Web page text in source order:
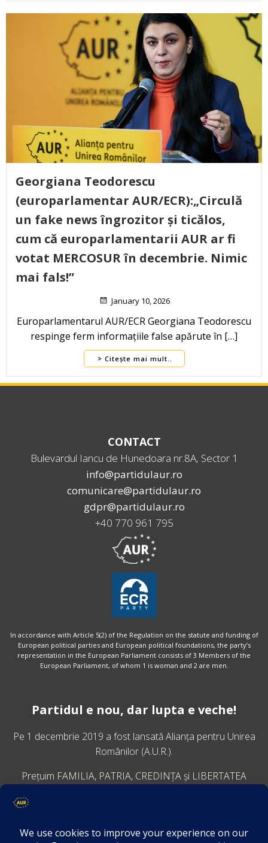
Georgiana Teodorescu
(europarlamentar AUR/ECR):„Circulă
un fake news îngrozitor și ticălos,
cum că europarlamentarii AUR ar fi
votat MERCOSUR în decembrie. Nimic
mai fals!”
January 10, 2026
Europarlamentarul AUR/ECR Georgiana Teodorescu
respinge ferm informațiile false apărute în […]
Citește mai mult..
CONTACT
Bulevardul Iancu de Hunedoara nr.8A, Sector 1
info@partidulaur.ro
comunicare@partidulaur.ro
gdpr@partidulaur.ro
+40 770 961 795
In accordance with Article 5(2) of the Regulation on the statute and funding of
European political parties and European political foundations, the party’s
representation in the European Parliament consists of 3 Members of the
European Parliament, of whom 1 is woman and 2 are men.
Partidul e nou, dar lupta e veche!
Pe 1 decembrie 2019 a fost lansatăAlianța pentru Unirea
Românilor (A.U.R.).
Prețuim FAMILIA, PATRIA, CREDINȚA și LIBERTATEA